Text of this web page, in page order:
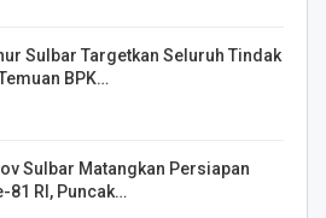
Sulbar Targetkan Seluruh Tindak
BPK…
Sulbar Matangkan Persiapan
81 RI, Puncak…